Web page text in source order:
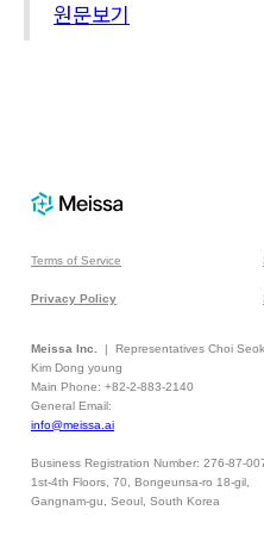
원문보기
Terms of Service
Privacy Policy
Meissa Inc.
| Representatives Choi Seok
Kim Dong young
Main Phone: +82-2-883-2140
General Email:
info@meissa.ai
Business Registration Number: 276-87-
1st-4th Floors, 70, Bongeunsa-ro 18-gil,
Gangnam-gu, Seoul, South Korea